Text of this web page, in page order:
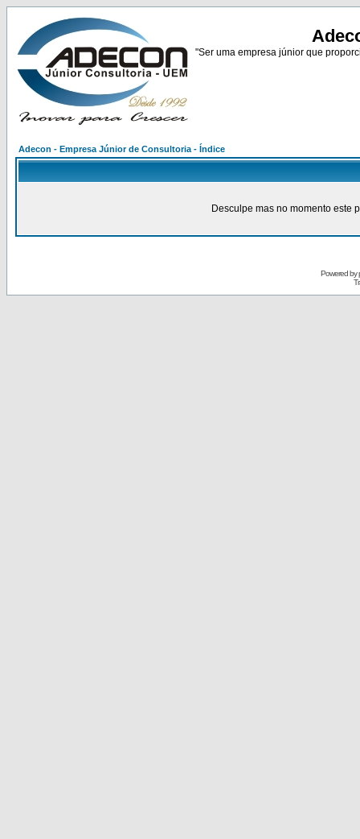
"Ser uma empresa júnior que
Adecon - Empresa Júnior de Consultoria - Índice
Desculpe mas no momento este
Powered by